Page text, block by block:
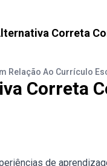
Correta
Relação Ao Currículo
Correta
de